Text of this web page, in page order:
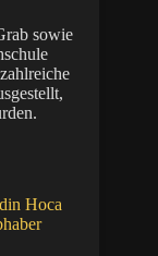
sowie
Hoca